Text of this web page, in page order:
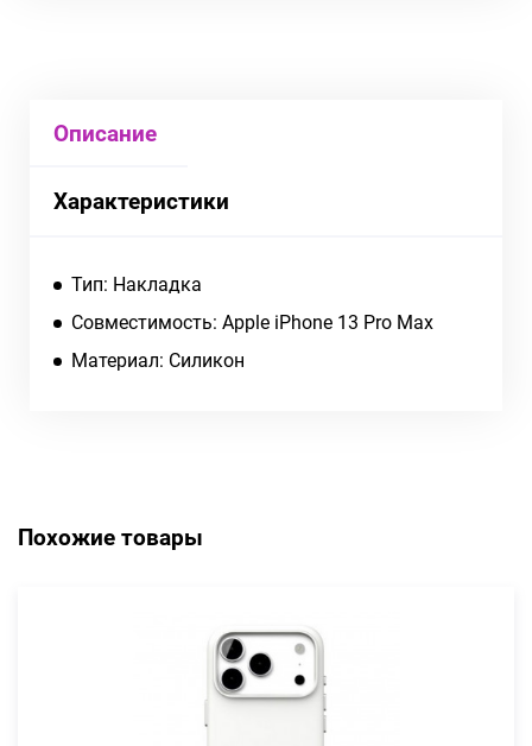
Описание
Характеристики
Тип: Накладка
Совместимость: Apple iPhone 13 Pro Max
Материал: Силикон
Похожие товары